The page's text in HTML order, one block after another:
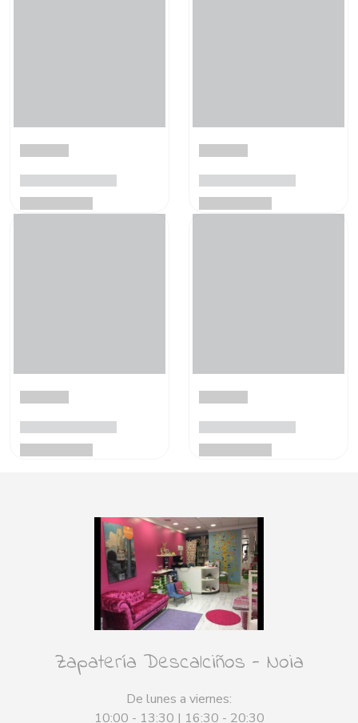
Zapatería Descalciños - Noia
De lunes a viernes:
10:00 - 13:30 | 16:30 - 20:30